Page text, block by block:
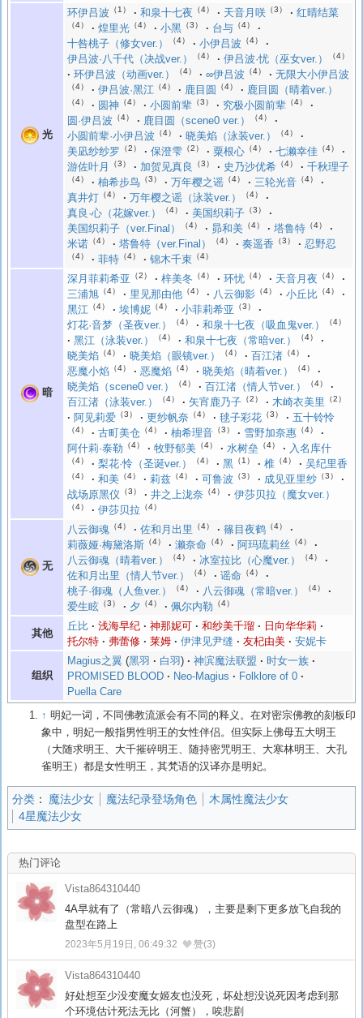
光
环伊吕波 （1） 和泉十七夜 （4） 天音月咲 （3） 红晴结菜
（4） 煌里光 （4） 小黑 （3） 台与 （4）
十咎桃子（修女ver.） （4） 小伊吕波 （4）
伊吕波·八千代（决战ver.） （4） 伊吕波·忧（巫女ver.） （4）
环伊吕波（动画ver.） （4） ∞伊吕波 （4） 无限大小伊吕波
（4） 伊吕波·黑江 （4） 鹿目圆 （4） 鹿目圆（晴着ver.）
（4） 圆神 （4） 小圆前辈 （3） 究极小圆前辈 （4）
圆·伊吕波 （4） 鹿目圆（scene0 ver.） （4）
小圆前辈·小伊吕波 （4） 晓美焰（泳装ver.） （4）
美凪纱纱罗 （2） 保澄雫 （2） 粟根心 （4） 七濑幸佳 （4）
游佐叶月 （3） 加贺见真良 （3） 史乃沙优希 （4） 千秋理子
（4） 柚希步鸟 （3） 万年樱之谣 （4） 三轮光音 （4）
真井灯 （4） 万年樱之谣（泳装ver.） （4）
真良·心（花嫁ver.） （4） 美国织莉子 （3）
美国织莉子（ver.Final） （4） 昴和美 （4） 塔鲁特 （4）
米诺 （4） 塔鲁特（ver.Final） （4） 奏遥香 （3） 忍野忍
（4） 菲特 （4） 锦木千束 （4）
暗
深月菲莉希亚 （2） 梓美冬 （4） 环忧 （4） 天音月夜 （4）
三浦旭 （4） 里见那由他 （4） 八云御影 （4） 小丘比 （4）
黑江 （4） 埃博妮 （4） 小菲莉希亚 （3）
灯花·音梦（圣夜ver.） （4） 和泉十七夜（吸血鬼ver.） （4）
黑江（泳装ver.） （4） 和泉十七夜（常暗ver.） （4）
晓美焰 （4） 晓美焰（眼镜ver.） （4） 百江渚 （4）
恶魔小焰 （4） 恶魔焰 （4） 晓美焰（晴着ver.） （4）
晓美焰（scene0 ver.） （4） 百江渚（情人节ver.） （4）
百江渚（泳装ver.） （4） 矢宵鹿乃子 （2） 木崎衣美里 （2）
阿见莉爱 （3） 更纱帆奈 （4） 毬子彩花 （3） 五十铃怜
（4） 古町美仓 （4） 柚希理音 （3） 雪野加奈惠 （4）
阿什莉·泰勒 （4） 牧野郁美 （4） 水树垒 （4） 入名库什
（4） 梨花·怜（圣诞ver.） （4） 黑 （1） 椎 （4） 吴纪里香
（4） 和美 （4） 莉兹 （4） 可鲁波 （3） 成见亚里纱 （3）
战场原黑仪 （3） 井之上泷奈 （4） 伊莎贝拉（魔女ver.）
（4） 伊莎贝拉 （4）
无
八云御魂 （4） 佐和月出里 （4） 篠目夜鹤 （4）
莉薇娅·梅黛洛斯 （4） 濑奈命 （4） 阿玛琉莉丝 （4）
八云御魂（晴着ver.） （4） 冰室拉比（心魔ver.） （4）
佐和月出里（情人节ver.） （4） 谣命 （4）
桃子·御魂（人鱼ver.） （4） 八云御魂（常暗ver.） （4）
爱生眩 （3） 夕 （4） 佩尔内勒 （4）
其他
丘比 浅海早纪 神那妮可 和纱美千瑠
日向华华莉
托尔特
弗蕾修 莱姆 伊津见尹缝 友杞由美 安妮卡
组织
Magius之翼 黑羽 白羽 神滨魔法联盟
时女一族
PROMISED BLOOD
Neo-Magius
Folklore of 0
Puella Care
↑ 明妃一词，不同佛教流派会有不同的释义。在对密宗佛教的刻板印
象中，明妃一般指男性明王的女性伴侣。但实际上佛母五大明王
（大随求明王、大千摧碎明王、随持密咒明王、大寒林明王、大孔
雀明王）都是女性明王，其梵语的汉译亦是明妃。
分类： 魔法少女 魔法纪录登场角色
木属性魔法少女
4星魔法少女
热门评论
Vista864310440
4A早就有了（常暗八云御魂），主要是剩下更多放飞自我的
盘型在路上
2023年5月19日, 06:49:32 赞(3)
Vista864310440
好处想至少没变魔女姬友也没死，坏处想没说死因考虑到那
个环境估计死法无比（河蟹），唉悲剧